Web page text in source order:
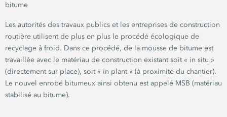
bitume
Les autorités des travaux publics et les entreprises de construction
routière utilisent de plus en plus le procédé écologique de
recyclage à froid. Dans ce procédé, de la mousse de bitume est
travaillée avec le matériau de construction existant soit « in situ »
(directement sur place), soit « in plant » (à proximité du chantier).
Le nouvel enrobé bitumeux ainsi obtenu est appelé MSB (matériau
stabilisé au bitume).